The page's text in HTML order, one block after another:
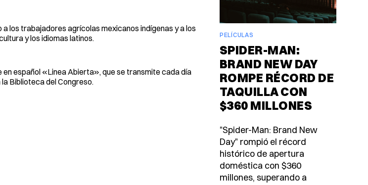
los trabajadores agrícolas mexicanos indígenas y a los
y los idiomas latinos.
en español «Linea Abierta», que se transmite cada día
Biblioteca del Congreso.
PELÍCULAS
SPIDER-MAN:
BRAND NEW DAY
ROMPE RÉCORD DE
TAQUILLA CON
$360 MILLONES
"Spider-Man: Brand New
Day" rompió el récord
histórico de apertura
doméstica con $360
millones, superando a